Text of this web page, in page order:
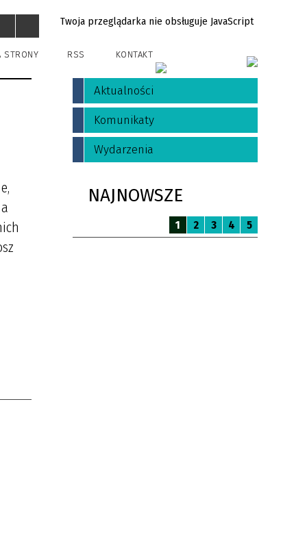
Twoja przeglądarka nie obsługuje JavaScript
STRONY RSS KONTAKT
Aktualności
Komunikaty
Wydarzenia
NAJNOWSZE
1 2 3 4 5